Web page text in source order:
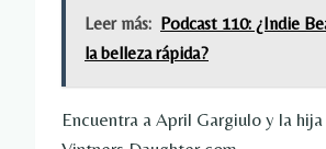
Leer más: Podcast 110: ¿Indie
la belleza rápida?
Encuentra a April Gargiulo y la